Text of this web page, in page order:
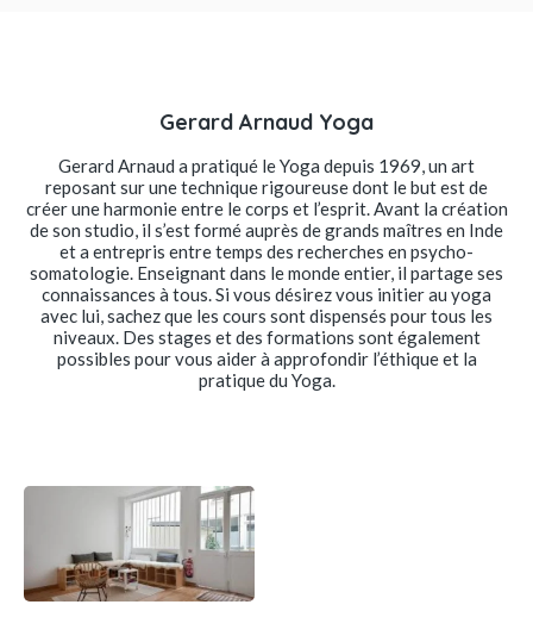
Gerard Arnaud Yoga
Gerard Arnaud a pratiqué le Yoga depuis 1969, un art
reposant sur une technique rigoureuse dont le but est de
créer une harmonie entre le corps et l’esprit. Avant la création
de son studio, il s’est formé auprès de grands maîtres en Inde
et a entrepris entre temps des recherches en psycho-
somatologie. Enseignant dans le monde entier, il partage ses
connaissances à tous. Si vous désirez vous initier au yoga
avec lui, sachez que les cours sont dispensés pour tous les
niveaux. Des stages et des formations sont également
possibles pour vous aider à approfondir l’éthique et la
pratique du Yoga.